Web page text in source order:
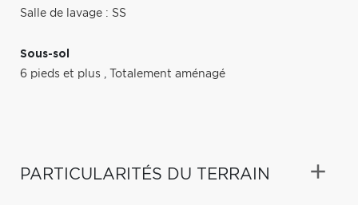
Salle de lavage : SS
Sous-sol
6 pieds et plus , Totalement aménagé
PARTICULARITÉS DU TERRAIN